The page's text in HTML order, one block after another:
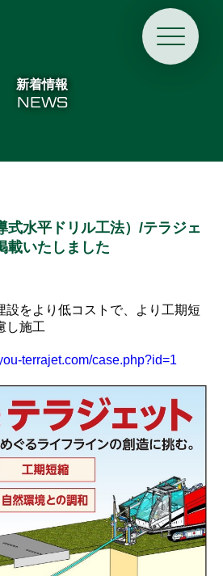
新着情報
NEWS
式水平ドリル工法）/テラジェ
載いたしました
設をより低コストで、より工期短
し施工
terrajet.com/case.php?id=1